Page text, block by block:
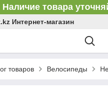
Наличие товара
Интернет-магазин
товаров Велосипеды